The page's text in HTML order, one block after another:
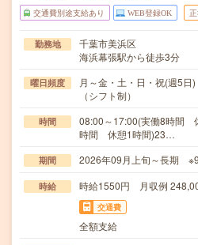
交通費別途支給あり WEB登録OK
勤務地
千葉市美浜区
海浜幕張駅から徒歩3分
曜日頻度
月～金・土・日・祝(週5
（シフト制）
時間
08:00～17:00(実働8時間
時間 休憩1時間)23…
期間 2026年09月上旬～長期 ※9
時給 時給1550円 月収例
交通費
全額支給